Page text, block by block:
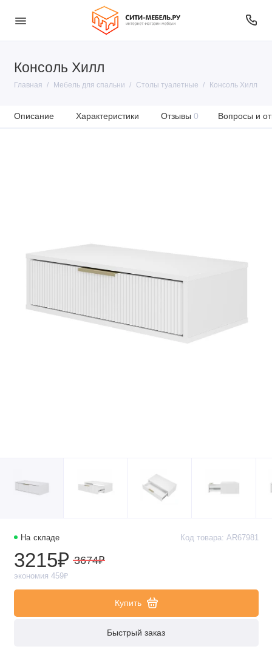
Консоль Хилл
Главная Мебель для спальни Столы туалетные Консоль Хилл
Описание Характеристики Отзывы 0 Вопросы и
На складе Код товара: AR67981
3215₽ 3674₽
экономия 459₽
Купить
Быстрый заказ